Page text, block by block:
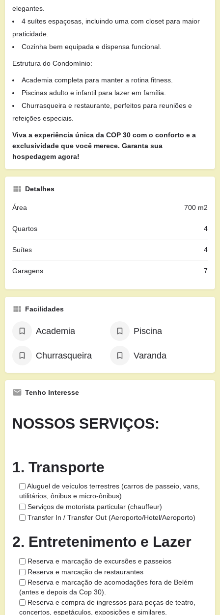
elegantes.
4 suítes espaçosas, incluindo uma com closet para maior
praticidade.
Cozinha bem equipada e dispensa funcional.
Estrutura do Condomínio:
Academia completa para manter a rotina fitness.
Piscinas adulto e infantil para lazer em família.
Churrasqueira e restaurante, perfeitos para reuniões e
refeições especiais.
Viva a experiência única da COP 30 com o conforto e a
exclusividade que você merece. Garanta sua
hospedagem agora!
Detalhes
Área 700 m2
Quartos 4
Suítes 4
Garagens 7
Facilidades
Academia Piscina
Churrasqueira Varanda
Tenho Interesse
NOSSOS SERVIÇOS:
1. Transporte
Aluguel de veículos terrestres (carros de passeio, vans,
utilitários, ônibus e micro-ônibus)
Serviços de motorista particular (chauffeur)
Transfer In / Transfer Out (Aeroporto/Hotel/Aeroporto)
2. Entretenimento e Lazer
Reserva e marcação de excursões e passeios
Reserva e marcação de restaurantes
Reserva e marcação de acomodações fora de Belém
(antes e depois da Cop 30).
Reserva e compra de ingressos para peças de teatro,
concertos, espetáculos, exposições e similares.